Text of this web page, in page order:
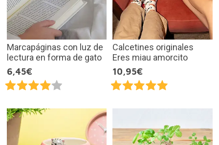
Marcapáginas con luz de
lectura en forma de gato
6,45€
Calcetines originales
Eres miau amorcito
10,95€